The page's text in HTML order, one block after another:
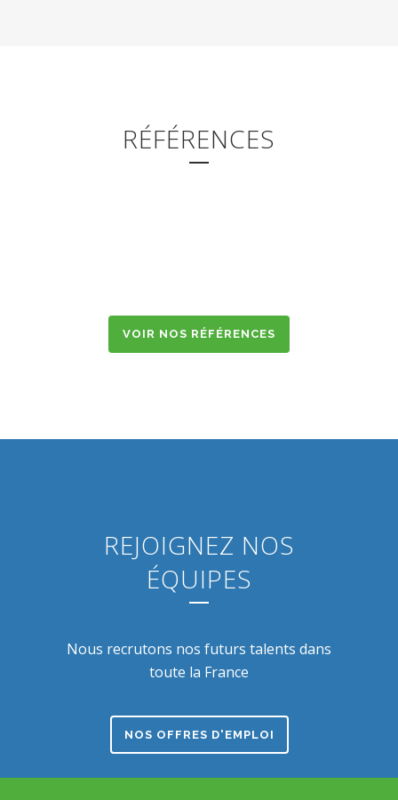
RÉFÉRENCES
VOIR NOS RÉFÉRENCES
REJOIGNEZ NOS
ÉQUIPES
Nous recrutons nos futurs talents dans
toute la France
NOS OFFRES D'EMPLOI